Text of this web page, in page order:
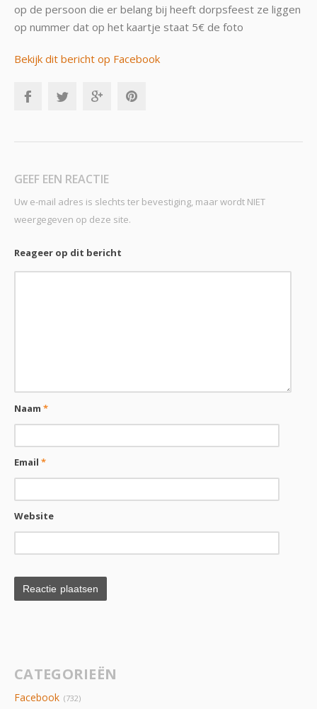
op de persoon die er belang bij heeft dorpsfeest ze liggen
op nummer dat op het kaartje staat 5€ de foto
Bekijk dit bericht op Facebook
GEEF EEN REACTIE
Uw e-mail adres is slechts ter bevestiging, maar wordt NIET
weergegeven op deze site.
Reageer op dit bericht
Naam*
Email*
Website
CATEGORIEËN
Facebook (732)